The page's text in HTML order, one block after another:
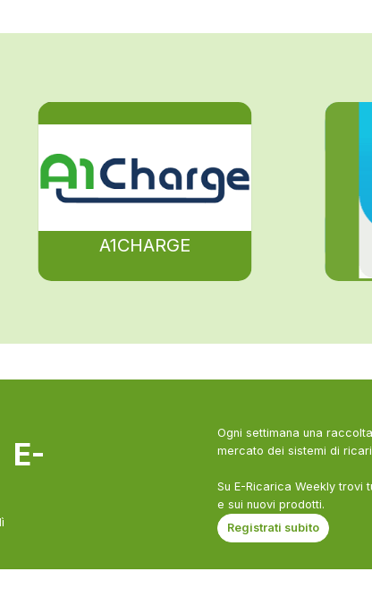
A1CHARGE
E-
Ogni settimana una
mercato dei sistemi di
Su E-Ricarica Weekly trovi
e sui nuovi prodotti.
Registrati subito